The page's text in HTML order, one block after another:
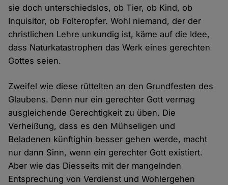
sie doch unterschiedslos, ob Tier, ob Kind, ob
Inquisitor, ob Folteropfer. Wohl niemand, der der
christlichen Lehre unkundig ist, käme auf die Idee,
dass Naturkatastrophen das Werk eines gerechten
Gottes seien.
Zweifel wie diese rüttelten an den Grundfesten des
Glaubens. Denn nur ein gerechter Gott vermag
ausgleichende Gerechtigkeit zu üben. Die
Verheißung, dass es den Mühseligen und
Beladenen künftighin besser gehen werde, macht
nur dann Sinn, wenn ein gerechter Gott existiert.
Aber wie das Diesseits mit der mangelnden
Entsprechung von Verdienst und Wohlergehen